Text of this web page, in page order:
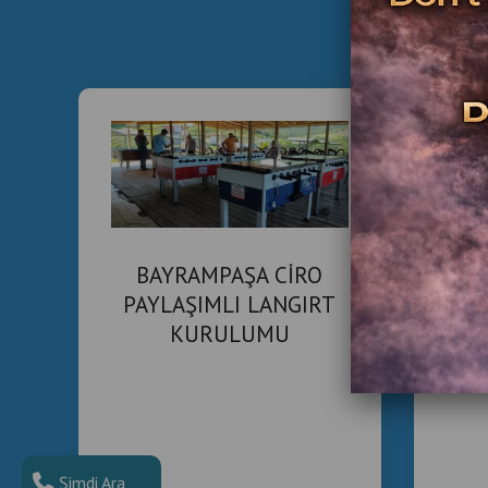
BAYRAMPAŞA CİRO
PAYLAŞIMLI LANGIRT
KURULUMU
Şimdi Ara